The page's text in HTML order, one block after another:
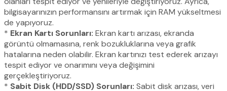
bilgisayarınızın performansını artırmak için RAM yükseltmesi
de yapıyoruz.
* Ekran Kartı Sorunları: Ekran kartı arızası, ekranda
görüntü olmamasına, renk bozukluklarına veya grafik
hatalarına neden olabilir. Ekran kartınızı test ederek arızayı
tespit ediyor ve onarımını veya değişimini
gerçekleştiriyoruz.
* Sabit Disk (HDD/SSD) Sorunları: Sabit disk arızası, veri